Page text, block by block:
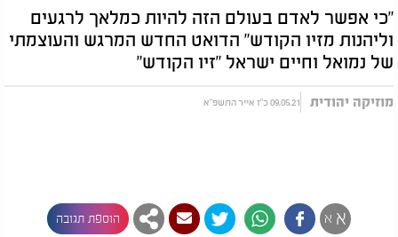
"כי אפשר לאדם בעולם הזה להיות כמלאך לרגעים
וליהנות מזיו הקודש" הדואט החדש המרגש והעוצמתי
של נמואל וחיים ישראל "זיו הקודש"
מוזיקה יהודית 09.05.21 כ"ז אייר התשפ"א
א א הוספת תגובה